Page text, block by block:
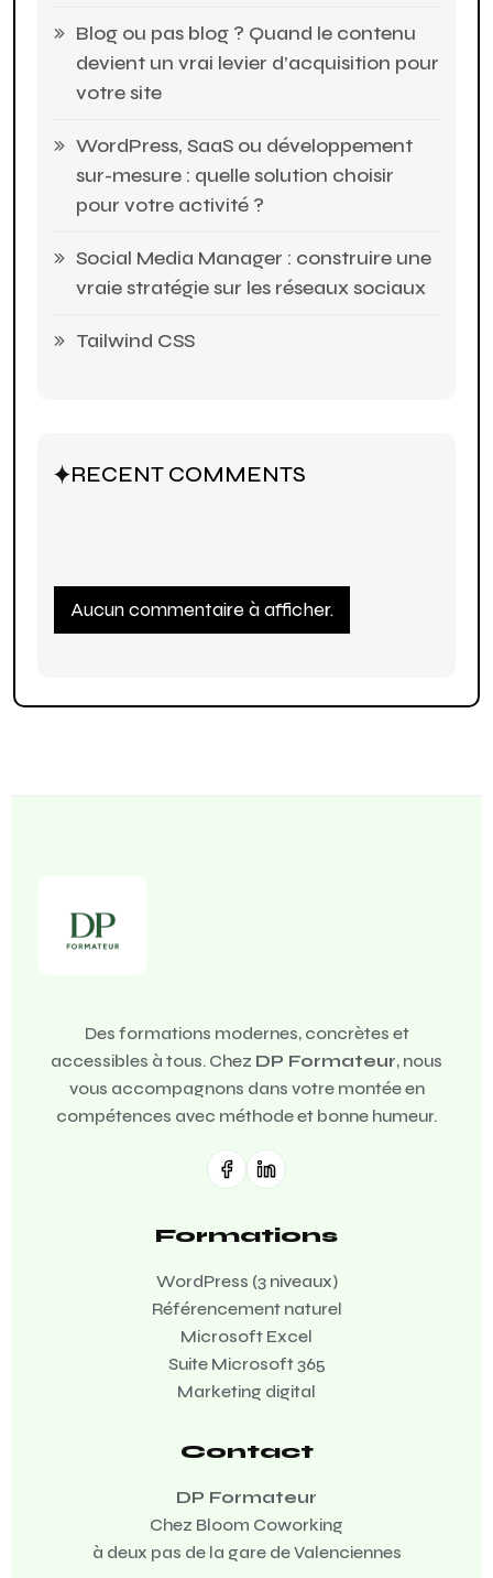
Blog ou pas blog ? Quand le contenu
devient un vrai levier d’acquisition pour
votre site
WordPress, SaaS ou développement
sur-mesure : quelle solution choisir
pour votre activité ?
Social Media Manager : construire une
vraie stratégie sur les réseaux sociaux
Tailwind CSS
RECENT COMMENTS
Aucun commentaire à afficher.
Des formations modernes, concrètes et
accessibles à tous. Chez DP Formateur, nous
vous accompagnons dans votre montée en
compétences avec méthode et bonne humeur.
Formations
WordPress (3 niveaux)
Référencement naturel
Microsoft Excel
Suite Microsoft 365
Marketing digital
Contact
DP Formateur
Chez Bloom Coworking
à deux pas de la gare de Valenciennes